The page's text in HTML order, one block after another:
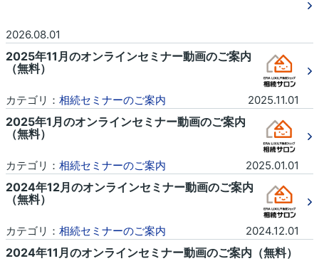
2026.08.01
2025年11月のオンラインセミナー動画のご案内
（無料）
カテゴリ： 相続セミナーのご案内 2025.11.01
2025年1月のオンラインセミナー動画のご案内
（無料）
カテゴリ： 相続セミナーのご案内 2025.01.01
2024年12月のオンラインセミナー動画のご案内
（無料）
カテゴリ： 相続セミナーのご案内 2024.12.01
2024年11月のオンラインセミナー動画のご案内（無料）